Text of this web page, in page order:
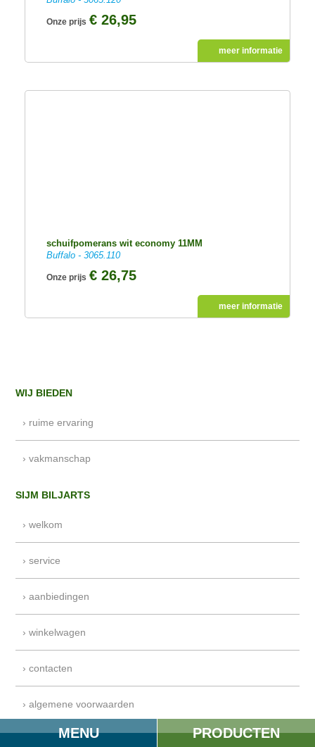
MENU PRODUCTEN
Onze prijs € 26,95
meer informatie
schuifpomerans wit economy 11MM
Buffalo - 3065.110
Onze prijs € 26,75
meer informatie
WIJ BIEDEN
› ruime ervaring
› vakmanschap
SIJM BILJARTS
› welkom
› service
› aanbiedingen
› winkelwagen
› contacten
› algemene voorwaarden
› veilig winkelen